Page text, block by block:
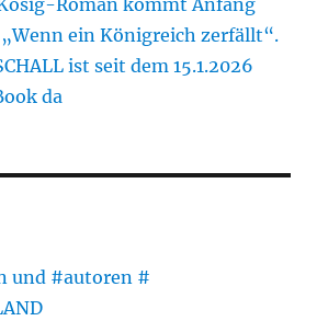
Roman kommt Anfang
ein Königreich zerfällt“.
ist seit dem 15.1.2026
da
und #autoren #